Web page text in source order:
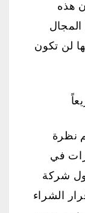
هذه
لن تكون
نظرة
في
شركة
الشراء